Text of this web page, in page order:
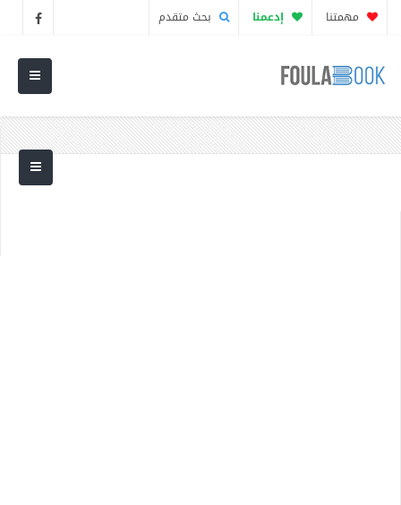
مهمتنا إدعمنا بحث متقدم